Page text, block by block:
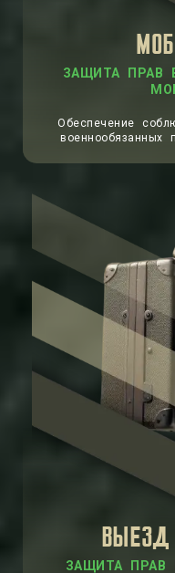
ЗАЩИТА ПРАВ
Обеспечение
военнообязанных
ЗАЩИТА ПРАВ